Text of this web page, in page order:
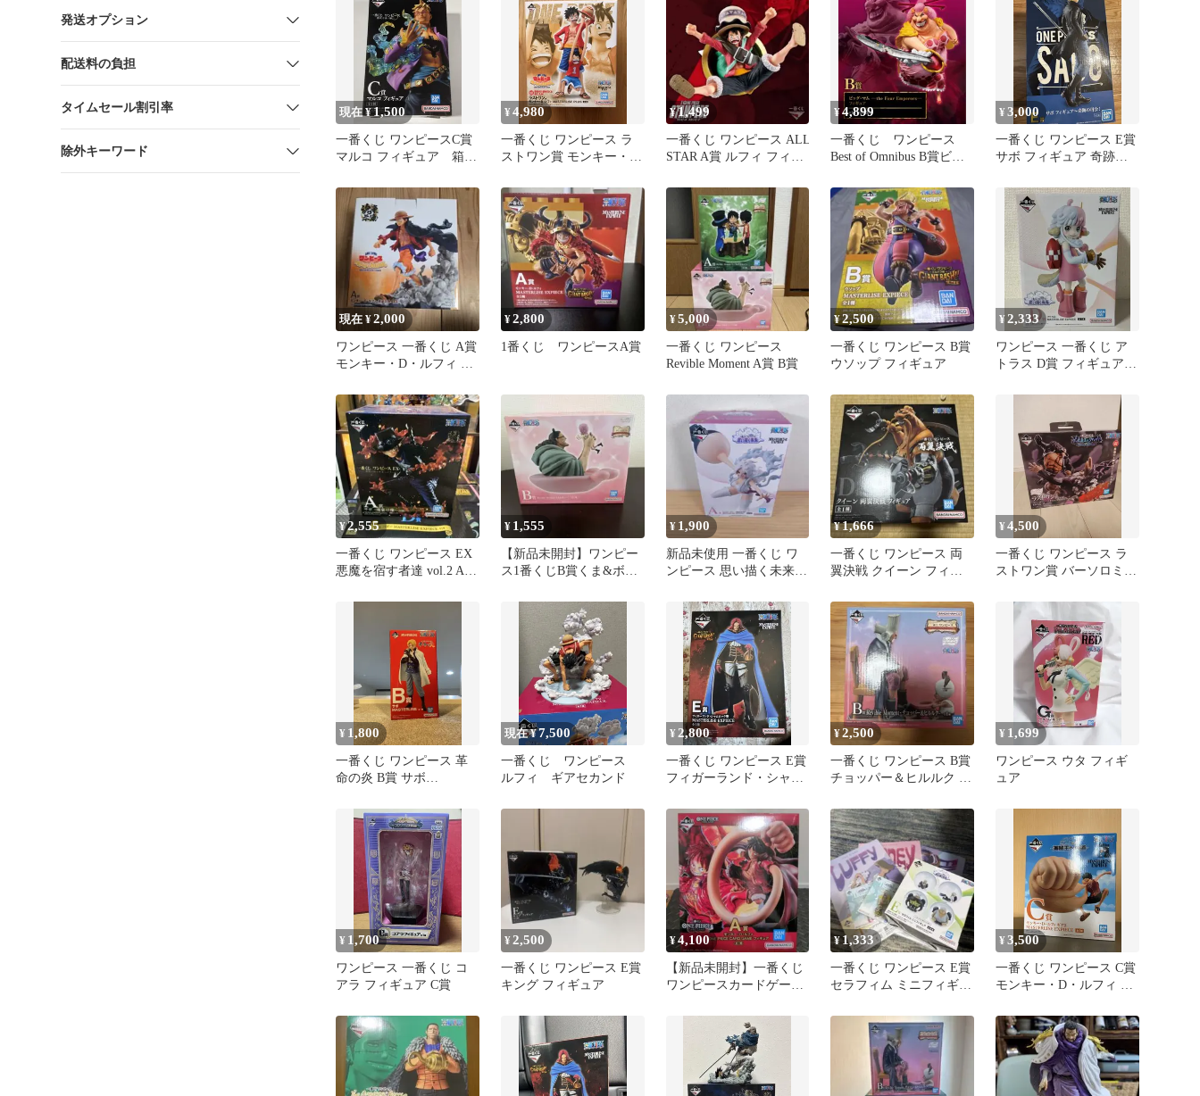
発送オプション
配送料の負担
タイムセール割引率
除外キーワード
現在 ¥1,500
一番くじ ワンピースC賞
マルコ フィギュア 箱開
¥4,980
一番くじ ワンピース ラ
ストワン賞 モンキー・
¥1,499
一番くじ ワンピース ALL
STAR A賞 ルフィ フィギ
¥4,899
一番くじ ワンピース
Best of Omnibus B賞ビッ
¥3,000
一番くじ ワンピース E賞
サボ フィギュア 奇跡の
現在 ¥2,000
ワンピース 一番くじ A賞
モンキー・D・ルフィ 魂
¥2,800
1番くじ ワンピースA賞
¥5,000
一番くじ ワンピース
Revible Moment A賞 B賞
¥2,500
一番くじ ワンピース B賞
ウソップ フィギュア
¥2,333
ワンピース 一番くじ ア
トラス D賞 フィギュア
¥2,555
一番くじ ワンピース EX
悪魔を宿す者達 vol.2 A賞
¥ 1,555
【新品未開封】ワンピー
ス1番くじB賞くま&ボニ
ーズ
¥ 1,900
新品未使用 一番くじ ワ
ンピース 思い描く未来 A
¥1,666
一番くじ ワンピース 両
翼決戦 クイーン フィギ
¥4,500
一番くじ ワンピース ラ
ストワン賞 バーソロミュ
¥ 1,800
一番くじ ワンピース 革
命の炎 B賞 サボ
現在 ¥7,500
一番くじ ワンピース
ルフィ ギアセカンド
¥ 2,800
一番くじ ワンピース E賞
フィガーランド・シャム
¥2,500
一番くじ ワンピース B賞
チョッパー＆ヒルルク フ
¥ 1,699
ワンピース ウタ フィギ
ュア
¥ 1,700
ワンピース 一番くじ コ
アラ フィギュア C賞
¥2,500
一番くじ ワンピース E賞
キング フィギュア
¥4,100
【新品未開封】一番くじ
ワンピースカードゲーム
¥1,333
一番くじ ワンピース E賞
セラフィム ミニフィギュ
¥3,500
一番くじ ワンピース C賞
モンキー・D・ルフィ ギ